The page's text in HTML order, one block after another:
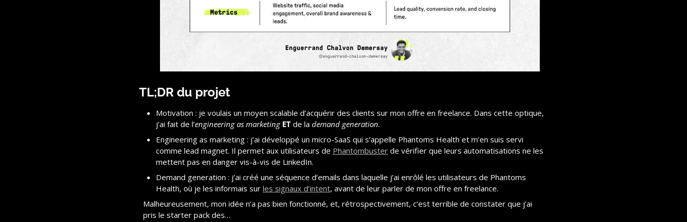
TL;DR du projet
Motivation : je voulais un moyen scalable d’acquérir des clients sur mon offre en freelance. Dans cette optique,
j’ai fait de l’engineering as marketing ET de la demand generation.
Engineering as marketing : j’ai développé un micro-SaaS qui s’appelle Phantoms Health et m’en suis servi
comme lead magnet. Il permet aux utilisateurs de Phantombuster de vérifier que leurs automatisations ne les
mettent pas en danger vis-à-vis de LinkedIn.
Demand generation : j’ai créé une séquence d’emails dans laquelle j’ai enrôlé les utilisateurs de Phantoms
Health, où je les informais sur les signaux d’intent, avant de leur parler de mon offre en freelance.
Malheureusement, mon idée n’a pas bien fonctionné, et, rétrospectivement, c’est terrible de constater que j’ai
pris le starter pack des…